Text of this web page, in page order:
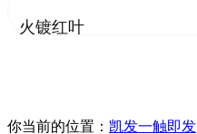
火镀红叶
你当前的位置： 凯发一触即发